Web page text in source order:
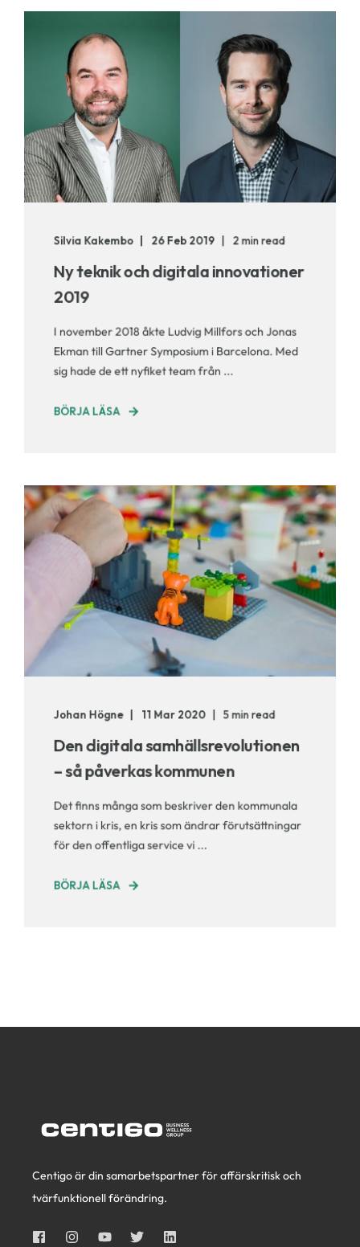
Silvia Kakembo 26 Feb 2019 2 min read
Ny teknik och digitala innovationer
2019
I november 2018 åkte Ludvig Millfors och Jonas
Ekman till Gartner Symposium i Barcelona. Med
sig hade de ett nyfiket team från ...
BÖRJA LÄSA
Johan Högne 11 Mar 2020 5 min read
Den digitala samhällsrevolutionen
– så påverkas kommunen
Det finns många som beskriver den kommunala
sektorn i kris, en kris som ändrar förutsättningar
för den offentliga service vi ...
BÖRJA LÄSA
Centigo är din samarbetspartner för affärskritisk och
tvärfunktionell förändring.